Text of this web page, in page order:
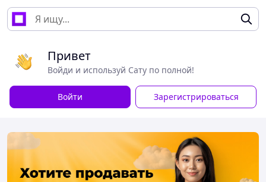
Привет
Войди и используй Сату по полной!
Войти Зарегистрироваться